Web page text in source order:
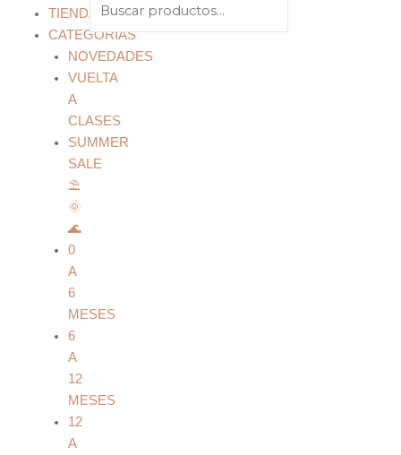
TIENDA
CATEGORÍAS
NOVEDADES
VUELTA
A
CLASES
SUMMER
SALE
⛱️
🌞
🌊
0
A
6
MESES
6
A
12
MESES
12
A